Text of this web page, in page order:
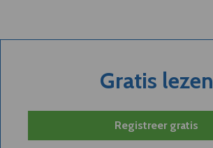
Gratis lezen
Registreer gratis